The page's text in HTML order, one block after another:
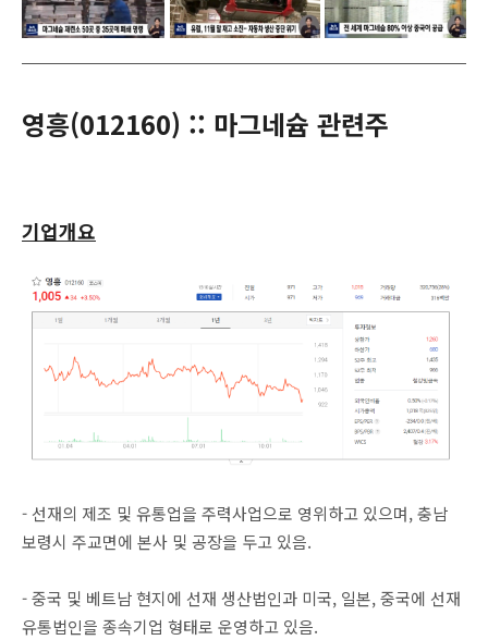
영흥(012160) :: 마그네슘 관련주
기업개요
- 선재의 제조 및 유통업을 주력사업으로 영위하고 있으며, 충남
보령시 주교면에 본사 및 공장을 두고 있음.
- 중국 및 베트남 현지에 선재 생산법인과 미국, 일본, 중국에 선재
유통법인을 종속기업 형태로 운영하고 있음.